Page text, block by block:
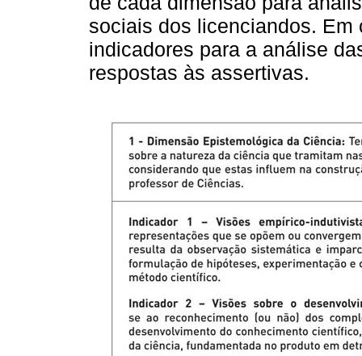
sociais dos licenciandos.
indicadores para a análise
respostas às assertivas.